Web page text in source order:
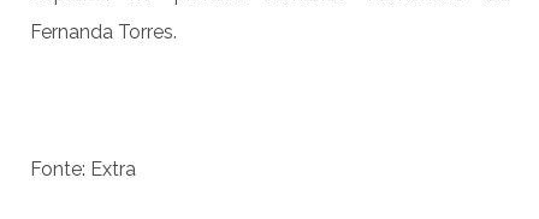
Fernanda Torres.
Fonte: Extra